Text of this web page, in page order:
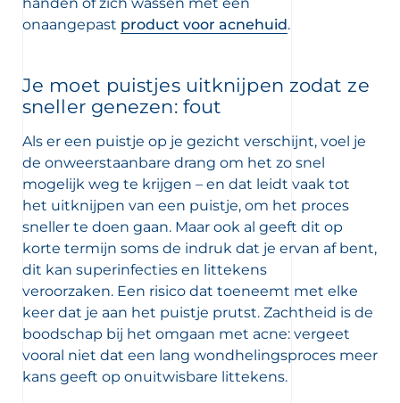
onaangepast product voor acnehuid.
Je moet puistjes uitknijpen zodat ze
sneller genezen: fout
Als er een puistje op je gezicht verschijnt, voel je
de onweerstaanbare drang om het zo snel
mogelijk weg te krijgen – en dat leidt vaak tot
het uitknijpen van een puistje, om het proces
sneller te doen gaan. Maar ook al geeft dit op
korte termijn soms de indruk dat je ervan af bent,
dit kan superinfecties en littekens
veroorzaken. Een risico dat toeneemt met elke
keer dat je aan het puistje prutst. Zachtheid is de
boodschap bij het omgaan met acne: vergeet
vooral niet dat een lang wondhelingsproces meer
kans geeft op onuitwisbare littekens.